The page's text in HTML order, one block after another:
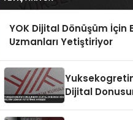
YOK Dijital Dönüşüm İçin
Uzmanları Yetiştiriyor
Dijital